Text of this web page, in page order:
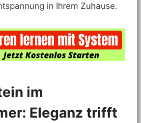
in Ihrem Zuhause.
im
Eleganz trifft